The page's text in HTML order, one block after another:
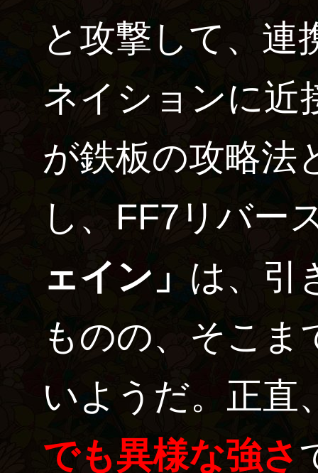
と攻撃して、連
ネイションに近
が鉄板の攻略法
し、FF7リバー
ェイン」 は、引
ものの、そこま
いようだ。正直
でも異様な強さ